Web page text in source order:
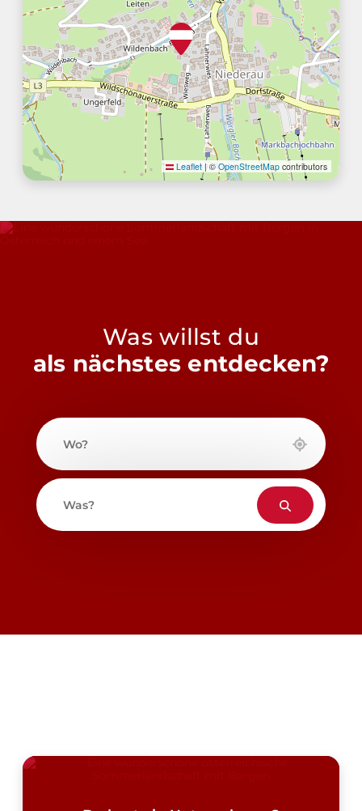
Leaflet |© OpenStreetMap contributors
Was willst du
als nächstes entdecken?
Wo?
Was?